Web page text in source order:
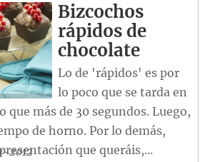
Bizcochos
rápidos de
chocolate
Lo de 'rápidos' es por
lo poco que se tarda en
que más de 30 segundos. Luego,
de horno. Por lo demás,
que queráis,...
2012